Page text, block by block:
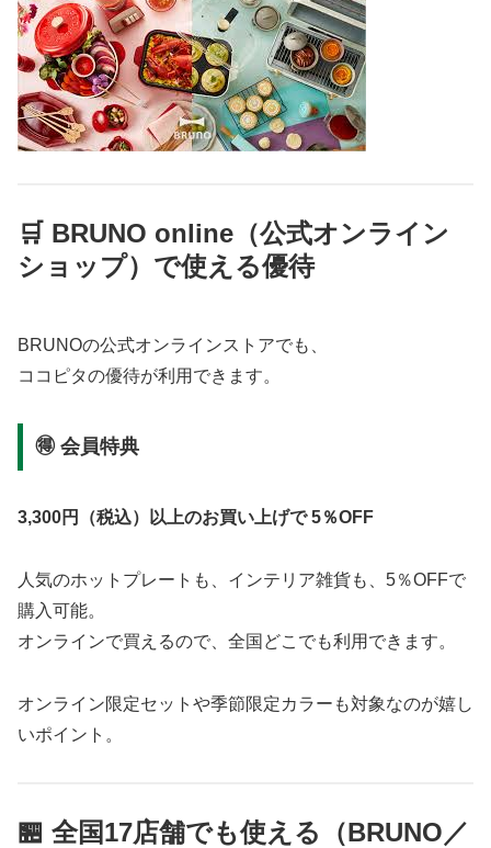
🛒 BRUNO online（公式オンライン
ショップ）で使える優待
BRUNOの公式オンラインストアでも、
ココピタの優待が利用できます。
🉐 会員特典
3,300円（税込）以上のお買い上げで 5％OFF
人気のホットプレートも、インテリア雑貨も、5％OFFで
購入可能。
オンラインで買えるので、全国どこでも利用できます。
オンライン限定セットや季節限定カラーも対象なのが嬉し
いポイント。
🏪 全国17店舗でも使える（BRUNO／